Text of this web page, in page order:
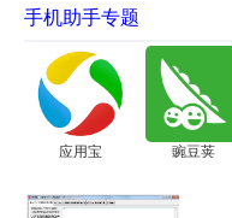
手机助手专题
应用宝 豌豆荚